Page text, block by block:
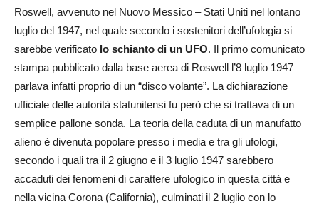
Roswell, avvenuto nel Nuovo Messico – Stati Uniti nel lontano
luglio del 1947, nel quale secondo i sostenitori dell’ufologia si
sarebbe verificato lo schianto di un UFO. Il primo comunicato
stampa pubblicato dalla base aerea di Roswell l’8 luglio 1947
parlava infatti proprio di un “disco volante”. La dichiarazione
ufficiale delle autorità statunitensi fu però che si trattava di un
semplice pallone sonda. La teoria della caduta di un manufatto
alieno è divenuta popolare presso i media e tra gli ufologi,
secondo i quali tra il 2 giugno e il 3 luglio 1947 sarebbero
accaduti dei fenomeni di carattere ufologico in questa città e
nella vicina Corona (California), culminati il 2 luglio con lo